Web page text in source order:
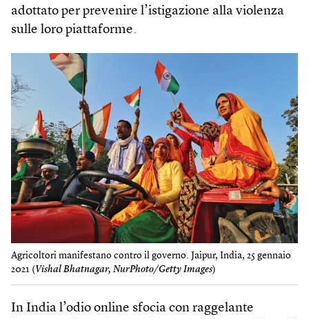
adottato per prevenire l’istigazione alla violenza
sulle loro piattaforme.
Agricoltori manifestano contro il governo. Jaipur, India, 25 gennaio
2021 ( Vishal Bhatnagar, NurPhoto/Getty Images)
In India l’odio online sfocia con raggelante